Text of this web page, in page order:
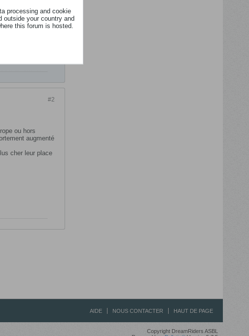
#2
ou hors
augmenté
cher leur place
AIDE NOUS CONTACTER HAUT DE PAGE
Copyright DreamRiders ASBL
processing and cookie
outside your country and
this forum is hosted.